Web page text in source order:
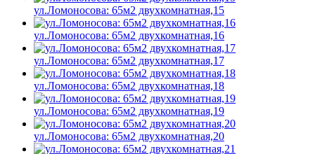
ул.Ломоносова: 65м2 двухкомнатная,15
ул.Ломоносова: 65м2 двухкомнатная,16
ул.Ломоносова: 65м2 двухкомнатная,17
ул.Ломоносова: 65м2 двухкомнатная,18
ул.Ломоносова: 65м2 двухкомнатная,19
ул.Ломоносова: 65м2 двухкомнатная,20